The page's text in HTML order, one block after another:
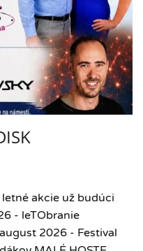
letné akcie už budúci
- leTObranie
2026 - Festival